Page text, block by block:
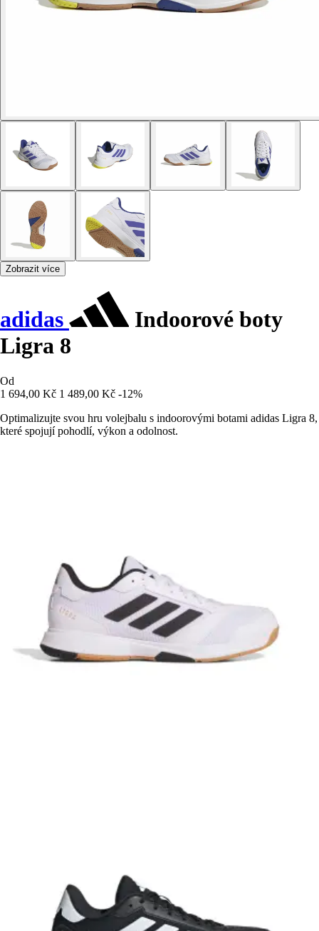
Zobrazit více
adidas
Indoorové boty
Ligra 8
Od
1 694,00 Kč 1 489,00 Kč -12%
Optimalizujte svou hru volejbalu s indoorovými botami adidas Ligra 8,
které spojují pohodlí, výkon a odolnost.